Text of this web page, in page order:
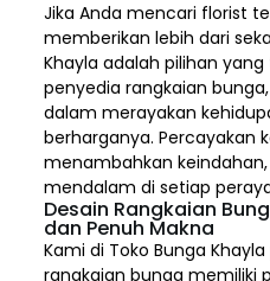
Jika Anda mencari florist
memberikan lebih dari
Khayla adalah pilihan
penyedia rangkaian
dalam merayakan
berharganya. Percayakan
menambahkan
mendalam di setiap
Desain Rangkaian
dan Penuh Makna
Kami di Toko Bunga
rangkaian bunga memiliki